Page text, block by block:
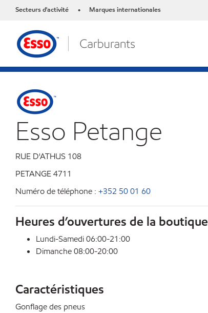
Secteurs d'activité • Marques internationales
Esso Petange
RUE D'ATHUS 108
PETANGE4711
Numéro de téléphone : +352 50 01 60
Heures d’ouvertures de la boutique
Lundi-Samedi 06:00-21:00
Dimanche 08:00-20:00
Caractéristiques
Gonflage des pneus